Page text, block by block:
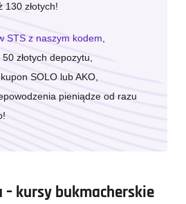
130 złotych!
STS z naszym kodem
złotych depozytu,
SOLO lub AKO,
pieniądze od razu
– kursy bukmacherskie